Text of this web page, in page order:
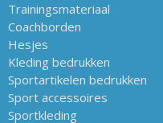
Trainingsmateriaal
Coachborden
Hesjes
Kleding bedrukken
Sportartikelen bedrukken
Sport accessoires
Sportkleding